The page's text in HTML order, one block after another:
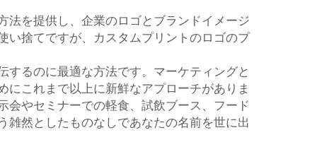
法を提供し、企業のロゴとブランドイメージ
い捨てですが、カスタムプリントのロゴのプ
るのに最適な方法です。マーケティングと
にこれまで以上に新鮮なアプローチがありま
会やセミナーでの軽食、試飲ブース、フード
雑然としたものなしであなたの名前を世に出